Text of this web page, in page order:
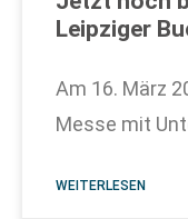
Leipziger
Am 16. März
Messe mit
WEITERLESEN